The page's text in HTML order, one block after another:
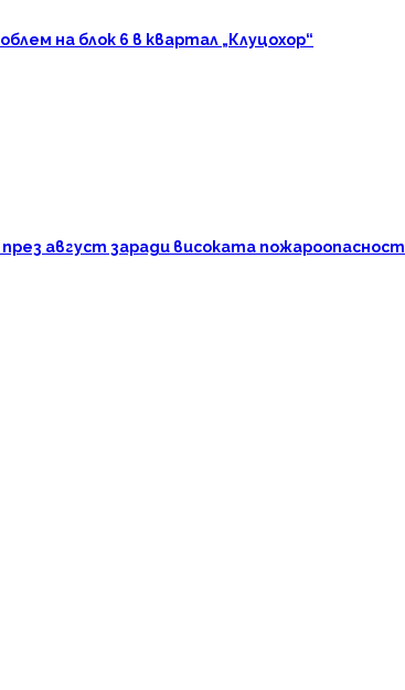
на блок 6 в квартал „Клуцохор“
август заради високата пожароопасност